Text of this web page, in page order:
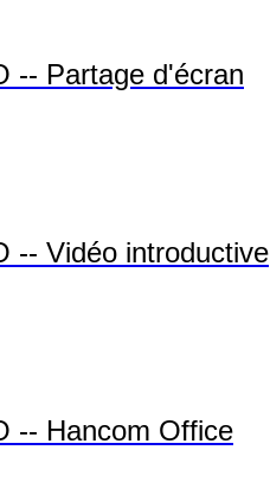
-- Partage d'écran
-- Vidéo introductive
-- Hancom Office